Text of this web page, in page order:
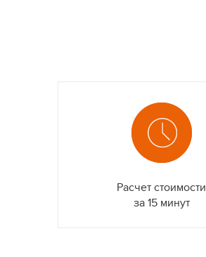
Расчет стоимости
за 15 минут